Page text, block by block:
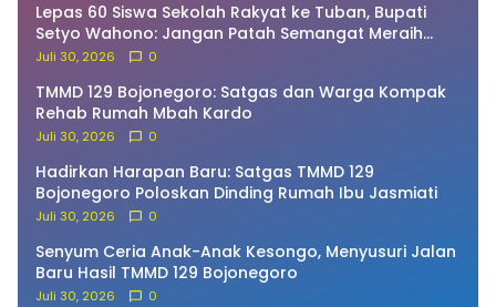
Lepas 60 Siswa Sekolah Rakyat ke Tuban, Bupati
Setyo Wahono: Jangan Patah Semangat Meraih
Cita-Cita!
Juli 30, 2026 0
TMMD 129 Bojonegoro: Satgas dan Warga Kompak
Rehab Rumah Mbah Kardo
Juli 30, 2026 0
Hadirkan Harapan Baru: Satgas TMMD 129
Bojonegoro Poloskan Dinding Rumah Ibu Jasmiati
Juli 30, 2026 0
Senyum Ceria Anak-Anak Kesongo, Menyusuri Jalan
Baru Hasil TMMD 129 Bojonegoro
Juli 30, 2026 0